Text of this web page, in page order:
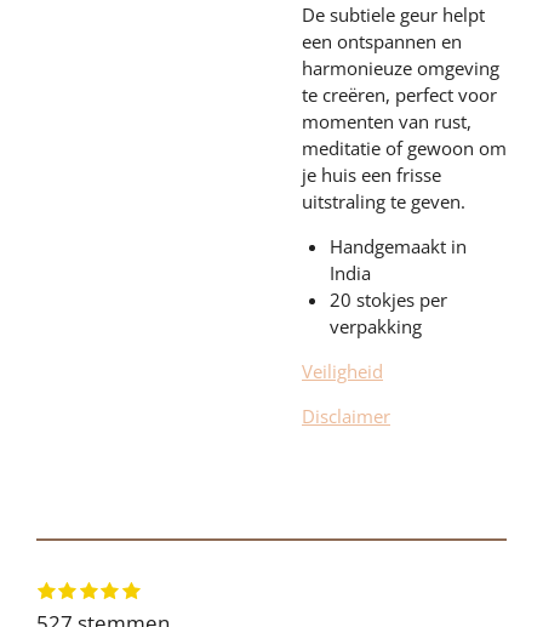
De subtiele geur helpt
een ontspannen en
harmonieuze omgeving
te creëren, perfect voor
momenten van rust,
meditatie of gewoon om
je huis een frisse
uitstraling te geven.
Handgemaakt in
India
20 stokjes per
verpakking
Veiligheid
Disclaimer
R
1 2 3 4 5 S
t